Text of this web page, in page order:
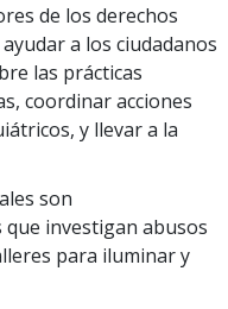
de los derechos
a los ciudadanos
las prácticas
coordinar acciones
y llevar a la
son
investigan abusos
para iluminar y